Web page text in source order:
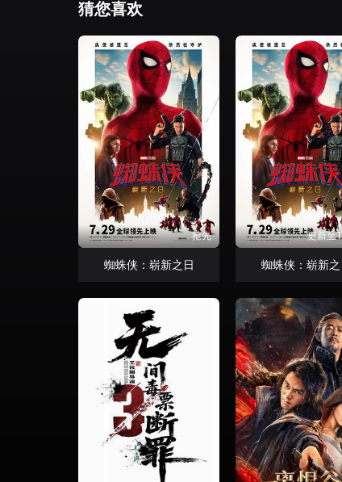
猜您喜欢
抢先
蜘蛛侠：崭新之日
更新至
蜘蛛侠：崭新之